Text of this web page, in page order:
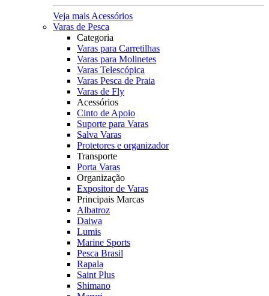
Veja mais Acessórios
Varas de Pesca
Categoria
Varas para Carretilhas
Varas para Molinetes
Varas Telescópica
Varas Pesca de Praia
Varas de Fly
Acessórios
Cinto de Apoio
Suporte para Varas
Salva Varas
Protetores e organizador
Transporte
Porta Varas
Organização
Expositor de Varas
Principais Marcas
Albatroz
Daiwa
Lumis
Marine Sports
Pesca Brasil
Rapala
Saint Plus
Shimano